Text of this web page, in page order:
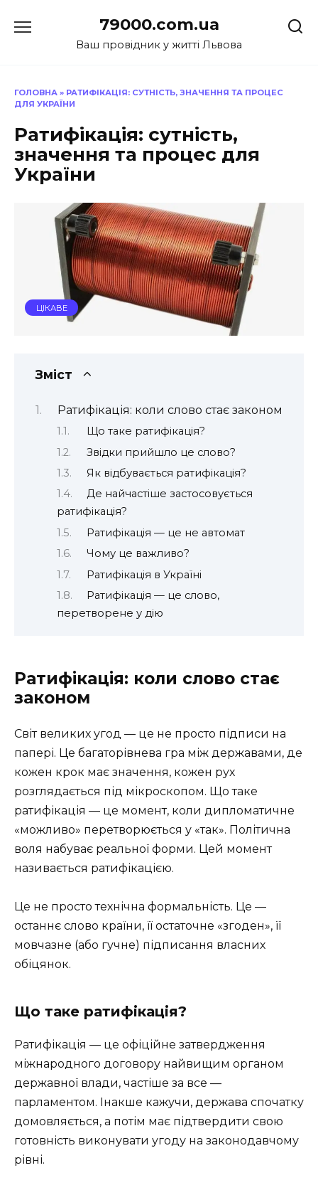
до
79000.com.ua
Ваш провідник у житті Львова
ГОЛОВНА » РАТИФІКАЦІЯ: СУТНІСТЬ, ЗНАЧЕННЯ ТА ПРОЦЕС
ДЛЯ УКРАЇНИ
Ратифікація: сутність,
значення та процес для
України
ЦІКАВЕ
Зміст
Ратифікація: коли слово стає законом
Що таке ратифікація?
Звідки прийшло це слово?
Як відбувається ратифікація?
Де найчастіше застосовується
ратифікація?
Ратифікація — це не автомат
Чому це важливо?
Ратифікація в Україні
Ратифікація — це слово,
перетворене у дію
Ратифікація: коли слово стає
законом
Світ великих угод — це не просто підписи на
папері. Це багаторівнева гра між державами, де
кожен крок має значення, кожен рух
розглядається під мікроскопом. Що таке
ратифікація — це момент, коли дипломатичне
«можливо» перетворюється у «так». Політична
воля набуває реальної форми. Цей момент
називається ратифікацією.
Це не просто технічна формальність. Це —
останнє слово країни, її остаточне «згоден», її
мовчазне (або гучне) підписання власних
обіцянок.
Що таке ратифікація?
Ратифікація — це офіційне затвердження
міжнародного договору найвищим органом
державної влади, частіше за все —
парламентом. Інакше кажучи, держава спочатку
домовляється, а потім має підтвердити свою
готовність виконувати угоду на законодавчому
рівні.